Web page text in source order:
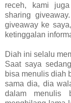
receh, kami
sharing
giveaway ke
ketinggalan
Diah ini selalu
Saat saya
bisa menulis diah
sama dia, dia
dalam menulis